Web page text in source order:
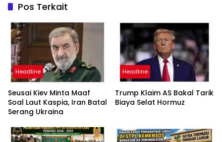
Pos Terkait
Headline
Seusai Kiev Minta Maaf
Soal Laut Kaspia, Iran Batal
Serang Ukraina
Headline
Trump Klaim AS Bakal Tarik
Biaya Selat Hormuz